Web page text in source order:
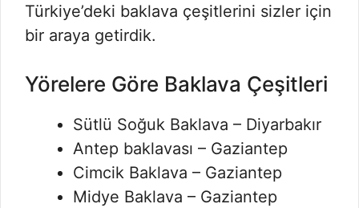
Türkiye’deki baklava çeşitlerini sizler için
bir araya getirdik.
Yörelere Göre Baklava Çeşitleri
Sütlü Soğuk Baklava – Diyarbakır
Antep baklavası – Gaziantep
Cimcik Baklava – Gaziantep
Midye Baklava – Gaziantep